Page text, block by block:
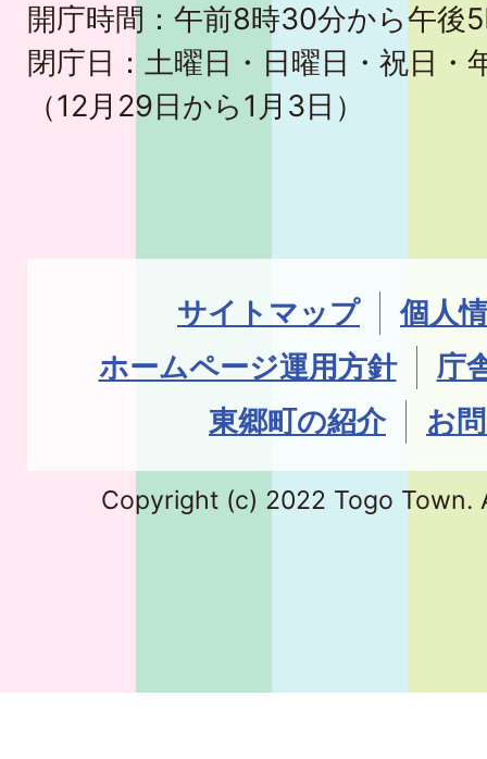
開庁時間：午前8時30分から午後
閉庁日：土曜日・日曜日・祝日・
（12月29日から1月3日）
サイトマップ
個人
ホームページ運用方針
庁
東郷町の紹介
お
Copyright (c) 2022 Togo Town.